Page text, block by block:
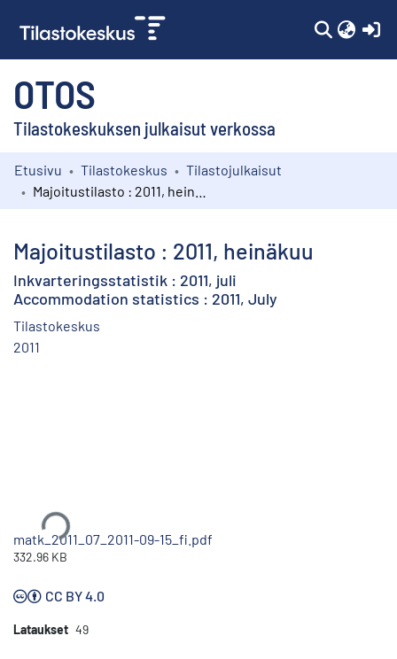
OTOS
Tilastokeskuksen julkaisut verkossa
Kokoelmat
Etusivu Tilastokeskus
Tilastojulkaisut
Majoitustilasto : 2011, heinäkuu
Inkvarteringsstatistik : 2011, juli
Accommodation statistics : 2011, July
Tilastokeskus
2011
matk_2011_07_2011-09-15_fi.pdf
332.96 KB
CC BY 4.0
Lataukset 49